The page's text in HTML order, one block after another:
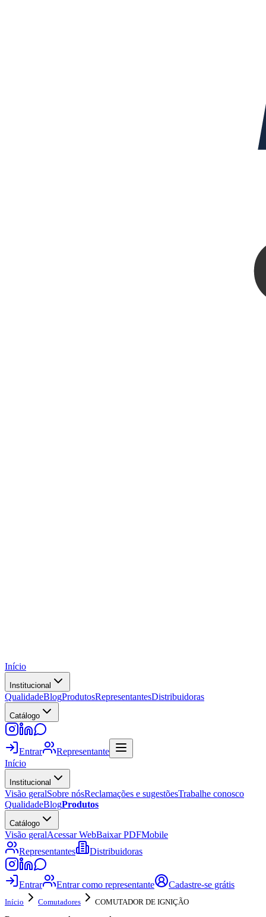
Início
Institucional
QualidadeBlogProdutosRepresentantesDistribuidoras
Catálogo
Entrar
Representante
Início
Institucional
Visão geralSobre nósReclamações e sugestõesTrabalhe conosco
QualidadeBlogProdutos
Catálogo
Visão geralAcessar WebBaixar PDFMobile
Representantes
Distribuidoras
Entrar Entrar como representante Cadastre-se grátis
Início Comutadores
COMUTADOR DE IGNIÇÃO